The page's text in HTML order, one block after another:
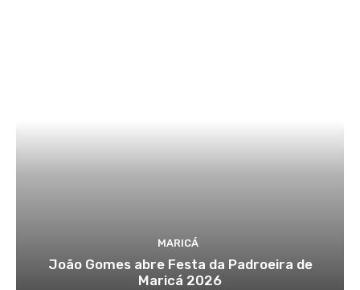
MARICÁ
João Gomes abre Festa da Padroeira de
Maricá 2026